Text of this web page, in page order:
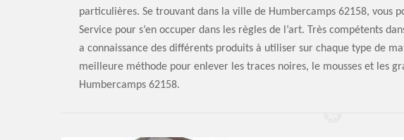
particulières. Se trouvant dans la ville de Humbercamps 62158, vous
Service pour s’en occuper dans les règles de l’art. Très compétents
a connaissance des différents produits à utiliser sur chaque type de
meilleure méthode pour enlever les traces noires, le mousses et les
Humbercamps 62158.